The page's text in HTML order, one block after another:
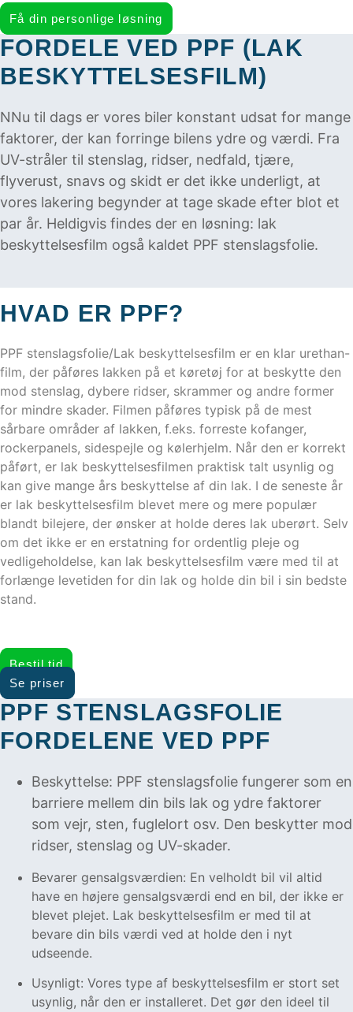
Få din personlige løsning
FORDELE VED PPF (LAK
BESKYTTELSESFILM)
NNu til dags er vores biler konstant udsat for mange
faktorer, der kan forringe bilens ydre og værdi. Fra
UV-stråler til stenslag, ridser, nedfald, tjære,
flyverust, snavs og skidt er det ikke underligt, at
vores lakering begynder at tage skade efter blot et
par år. Heldigvis findes der en løsning: lak
beskyttelsesfilm også kaldet PPF stenslagsfolie.
HVAD ER PPF?
PPF stenslagsfolie/Lak beskyttelsesfilm er en klar urethan-
film, der påføres lakken på et køretøj for at beskytte den
mod stenslag, dybere ridser, skrammer og andre former
for mindre skader. Filmen påføres typisk på de mest
sårbare områder af lakken, f.eks. forreste kofanger,
rockerpanels, sidespejle og kølerhjelm. Når den er korrekt
påført, er lak beskyttelsesfilmen praktisk talt usynlig og
kan give mange års beskyttelse af din lak. I de seneste år
er lak beskyttelsesfilm blevet mere og mere populær
blandt bilejere, der ønsker at holde deres lak uberørt. Selv
om det ikke er en erstatning for ordentlig pleje og
vedligeholdelse, kan lak beskyttelsesfilm være med til at
forlænge levetiden for din lak og holde din bil i sin bedste
stand.
Bestil tid
Se priser
PPF STENSLAGSFOLIE
FORDELENE VED PPF
Beskyttelse: PPF stenslagsfolie fungerer som en
barriere mellem din bils lak og ydre faktorer
som vejr, sten, fuglelort osv. Den beskytter mod
ridser, stenslag og UV-skader.
Bevarer gensalgsværdien: En velholdt bil vil altid
have en højere gensalgsværdi end en bil, der ikke er
blevet plejet. Lak beskyttelsesfilm er med til at
bevare din bils værdi ved at holde den i nyt
udseende.
Usynligt: Vores type af beskyttelsesfilm er stort set
usynlig, når den er installeret. Det gør den ideel til